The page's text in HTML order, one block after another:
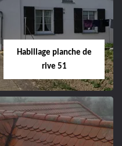
ravalement de
façade 51
Habillage planche de
rive 51